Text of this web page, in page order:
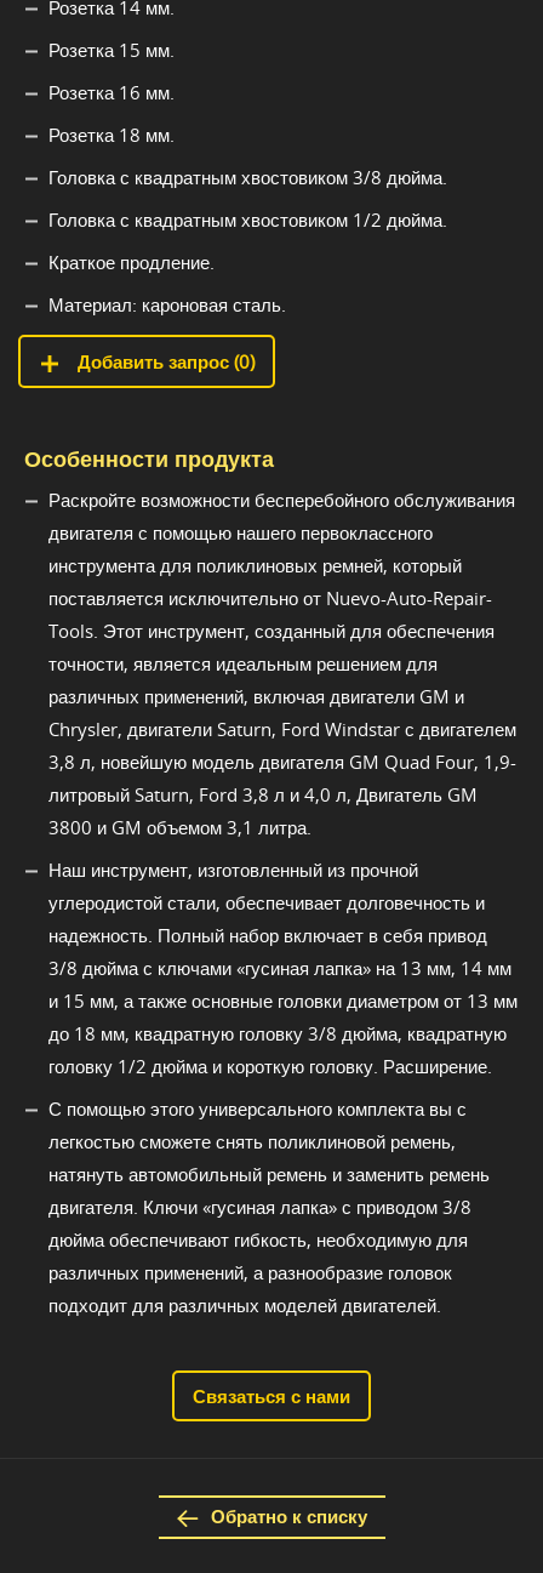
Розетка 14 мм.
Розетка 15 мм.
Розетка 16 мм.
Розетка 18 мм.
Головка с квадратным хвостовиком 3/8 дюйма.
Головка с квадратным хвостовиком 1/2 дюйма.
Краткое продление.
Материал: кароновая сталь.
Добавить запрос (0)
Особенности продукта
Раскройте возможности бесперебойного обслуживания
двигателя с помощью нашего первоклассного
инструмента для поликлиновых ремней, который
поставляется исключительно от Nuevo-Auto-Repair-
Tools. Этот инструмент, созданный для обеспечения
точности, является идеальным решением для
различных применений, включая двигатели GM и
Chrysler, двигатели Saturn, Ford Windstar с двигателем
3,8 л, новейшую модель двигателя GM Quad Four, 1,9-
литровый Saturn, Ford 3,8 л и 4,0 л, Двигатель GM
3800 и GM объемом 3,1 литра.
Наш инструмент, изготовленный из прочной
углеродистой стали, обеспечивает долговечность и
надежность. Полный набор включает в себя привод
3/8 дюйма с ключами «гусиная лапка» на 13 мм, 14 мм
и 15 мм, а также основные головки диаметром от 13 мм
до 18 мм, квадратную головку 3/8 дюйма, квадратную
головку 1/2 дюйма и короткую головку. Расширение.
С помощью этого универсального комплекта вы с
легкостью сможете снять поликлиновой ремень,
натянуть автомобильный ремень и заменить ремень
двигателя. Ключи «гусиная лапка» с приводом 3/8
дюйма обеспечивают гибкость, необходимую для
различных применений, а разнообразие головок
подходит для различных моделей двигателей.
Связаться с нами
Обратно к списку